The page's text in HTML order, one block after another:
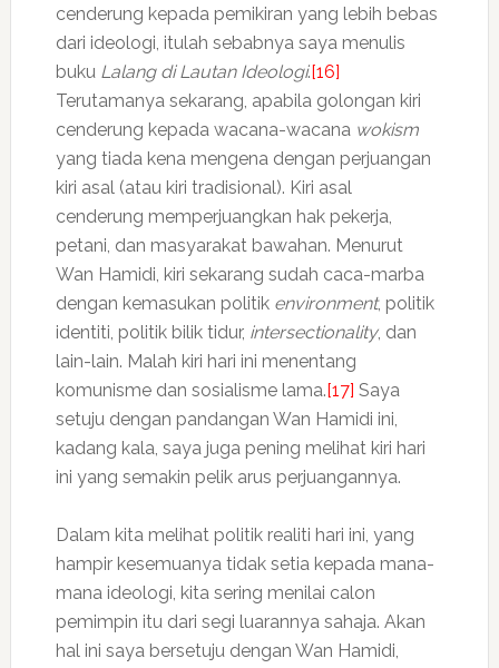
cenderung kepada pemikiran yang lebih bebas
dari ideologi, itulah sebabnya saya menulis
buku Lalang di Lautan Ideologi. [16]
Terutamanya sekarang, apabila golongan kiri
cenderung kepada wacana-wacana wokism
yang tiada kena mengena dengan perjuangan
kiri asal (atau kiri tradisional). Kiri asal
cenderung memperjuangkan hak pekerja,
petani, dan masyarakat bawahan. Menurut
Wan Hamidi, kiri sekarang sudah caca-marba
dengan kemasukan politik environment, politik
identiti, politik bilik tidur, intersectionality, dan
lain-lain. Malah kiri hari ini menentang
komunisme dan sosialisme lama. [17] Saya
setuju dengan pandangan Wan Hamidi ini,
kadang kala, saya juga pening melihat kiri hari
ini yang semakin pelik arus perjuangannya.
Dalam kita melihat politik realiti hari ini, yang
hampir kesemuanya tidak setia kepada mana-
mana ideologi, kita sering menilai calon
pemimpin itu dari segi luarannya sahaja. Akan
hal ini saya bersetuju dengan Wan Hamidi,